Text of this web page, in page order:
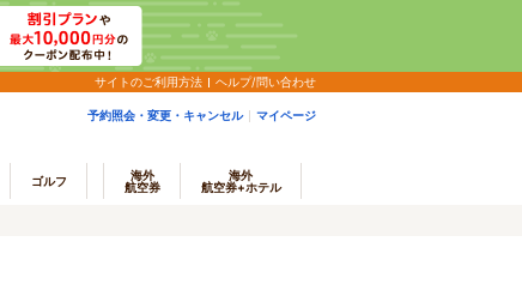
サイトのご利用方法 ヘルプ/問い合わせ
予約照会・変更・キャンセル マイページ
ゴルフ
海外
航空券
海外
航空券+ホテル